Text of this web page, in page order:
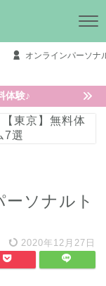
オンラインパーソナ
体験♪
【東京】無料体
7選
ーソナルト
2020年12月27日